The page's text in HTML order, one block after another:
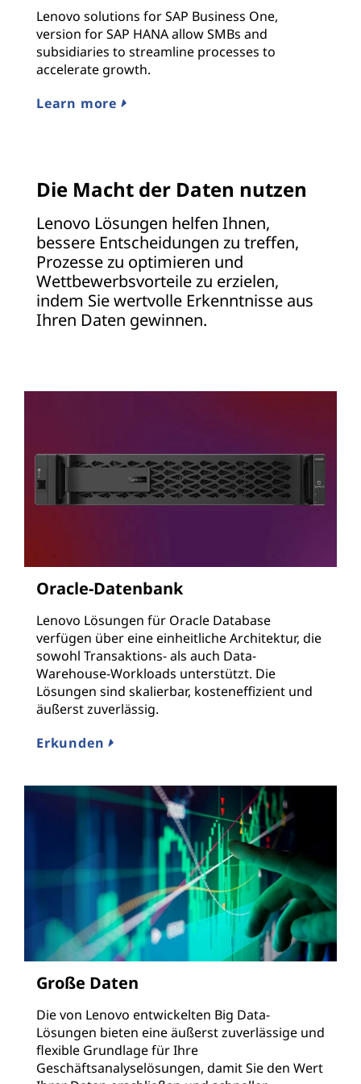
Lenovo solutions for SAP Business One,
version for SAP HANA allow SMBs and
subsidiaries to streamline processes to
accelerate growth.
Learn more
Die Macht der Daten nutzen
Lenovo Lösungen helfen Ihnen,
bessere Entscheidungen zu treffen,
Prozesse zu optimieren und
Wettbewerbsvorteile zu erzielen,
indem Sie wertvolle Erkenntnisse aus
Ihren Daten gewinnen.
Oracle-Datenbank
Lenovo Lösungen für Oracle Database
verfügen über eine einheitliche Architektur, die
sowohl Transaktions- als auch Data-
Warehouse-Workloads unterstützt. Die
Lösungen sind skalierbar, kosteneffizient und
äußerst zuverlässig.
Erkunden
Große Daten
Die von Lenovo entwickelten Big Data-
Lösungen bieten eine äußerst zuverlässige und
flexible Grundlage für Ihre
Geschäftsanalyselösungen, damit Sie den Wert